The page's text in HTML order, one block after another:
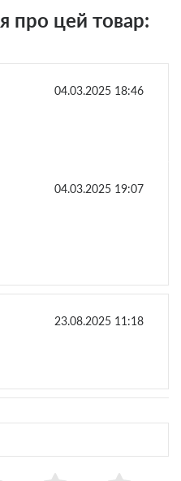
про цей товар:
04.03.2025 18:46
04.03.2025 19:07
23.08.2025 11:18